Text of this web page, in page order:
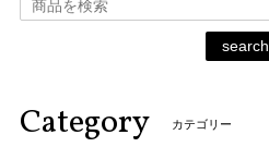
search
Category カテゴリー